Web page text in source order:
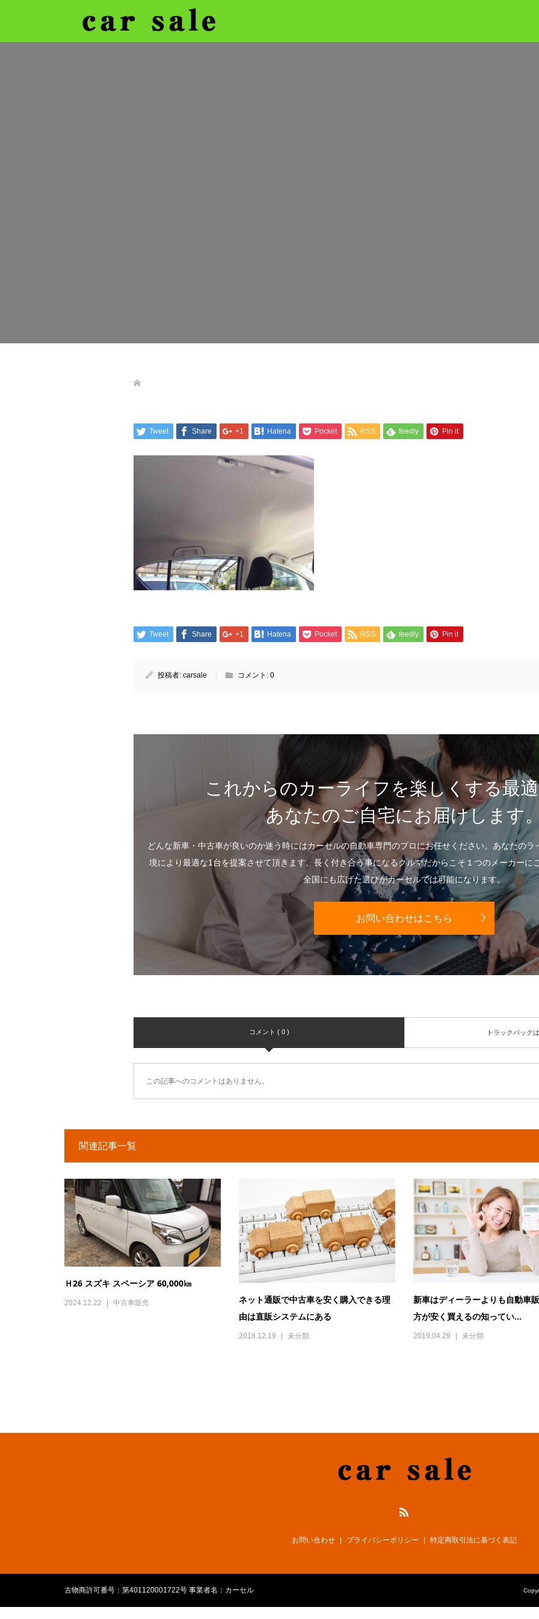
Tweet Share +1 Hatena Pocket RSS feedly Pin it
Tweet Share +1 Hatena Pocket RSS feedly Pin it
投稿者: carsale コメント: 0
これからのカーライフを楽しくする最
あなたのご自宅にお届けします
どんな新車・中古車が良いのか迷う時にはカーセルの自動車専門のプロにお任せください。あなたの
境により最適な1台を提案させて頂きます。長く付き合う事になるクルマだからこそ１つのメーカーに
全国にも広げた選びがカーセルでは可能になります。
お問い合わせはこちら
コメント ( 0 ) トラックバック
この記事へのコメントはありません。
関連記事一覧
Ｈ26 スズキ スペーシア 60,000㎞
2024.12.22 中古車販売
ネット通販で中古車を安く購入できる理
由は直販システムにある
2018.12.19 未分類
新車はディーラーよりも自動車
方が安く買えるの知ってい...
2019.04.29 未分類
お問い合わせ プライバシーポリシー 特定商取引法に基づく表記
古物商許可番号：第401120001722号 事業者名：カーセル